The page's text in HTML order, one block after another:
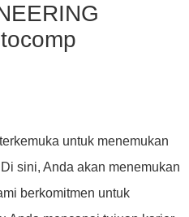
untuk menemukan
sini, Anda akan menemukan
berkomitmen untuk